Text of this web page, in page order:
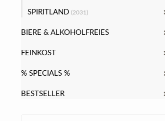
SPIRITLAND (2031)
BIERE & ALKOHOLFREIES
FEINKOST
% SPECIALS %
BESTSELLER